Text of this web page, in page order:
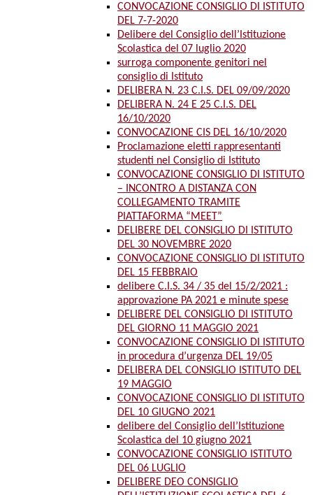
CONVOCAZIONE CONSIGLIO DI ISTITUTO
DEL 7-7-2020
Delibere del Consiglio dell’Istituzione
Scolastica del 07 luglio 2020
surroga componente genitori nel
consiglio di Istituto
DELIBERA N. 23 C.I.S. DEL 09/09/2020
DELIBERA N. 24 E 25 C.I.S. DEL
16/10/2020
CONVOCAZIONE CIS DEL 16/10/2020
Proclamazione eletti rappresentanti
studenti nel Consiglio di Istituto
CONVOCAZIONE CONSIGLIO DI ISTITUTO
– INCONTRO A DISTANZA CON
COLLEGAMENTO TRAMITE
PIATTAFORMA “MEET”
DELIBERE DEL CONSIGLIO DI ISTITUTO
DEL 30 NOVEMBRE 2020
CONVOCAZIONE CONSIGLIO DI ISTITUTO
DEL 15 FEBBRAIO
delibere C.I.S. 34 / 35 del 15/2/2021 :
approvazione PA 2021 e minute spese
DELIBERE DEL CONSIGLIO DI ISTITUTO
DEL GIORNO 11 MAGGIO 2021
CONVOCAZIONE CONSIGLIO DI ISTITUTO
in procedura d’urgenza DEL 19/05
DELIBERA DEL CONSIGLIO ISTITUTO DEL
19 MAGGIO
CONVOCAZIONE CONSIGLIO DI ISTITUTO
DEL 10 GIUGNO 2021
delibere del Consiglio dell’Istituzione
Scolastica del 10 giugno 2021
CONVOCAZIONE CONSIGLIO ISTITUTO
DEL 06 LUGLIO
DELIBERE DEO CONSIGLIO